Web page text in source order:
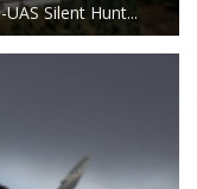
Silent Hunt...